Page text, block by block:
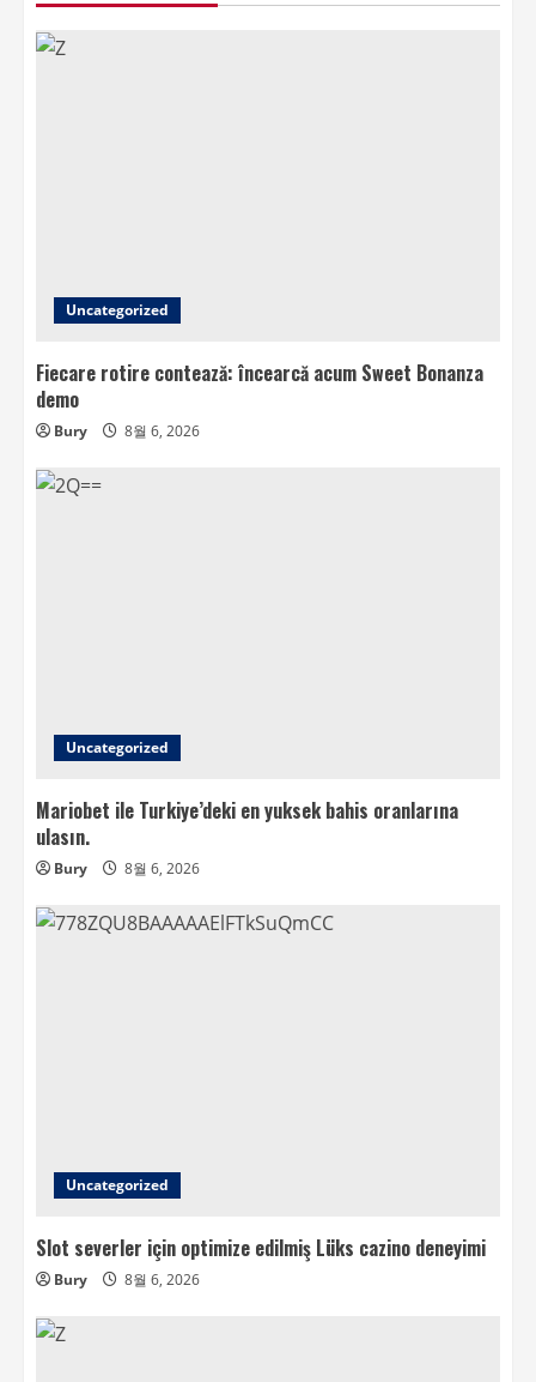
Uncategorized
Fiecare rotire contează: încearcă acum Sweet Bonanza
demo
Bury 8월 6, 2026
Uncategorized
Mariobet ile Turkiye’deki en yuksek bahis oranlarına
ulasın.
Bury 8월 6, 2026
Uncategorized
Slot severler için optimize edilmiş Lüks cazino deneyimi
Bury 8월 6, 2026